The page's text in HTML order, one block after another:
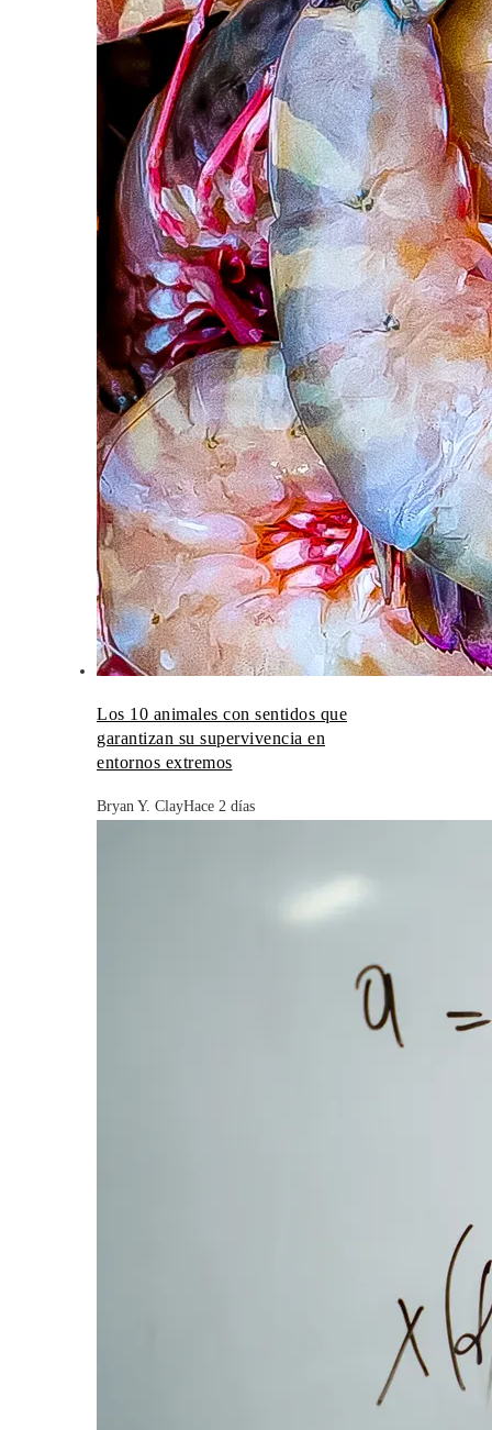
Los 10 animales con sentidos que
garantizan su supervivencia en
entornos extremos
Bryan Y. ClayHace 2 días